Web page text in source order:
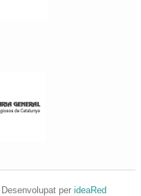
Desenvolupat per ideaRed